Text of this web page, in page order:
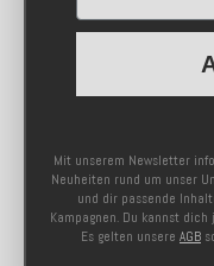
Mit unserem Newsletter
Neuheiten rund um unser
und dir passende
Kampagnen. Du kannst
Es gelten unsere AGB